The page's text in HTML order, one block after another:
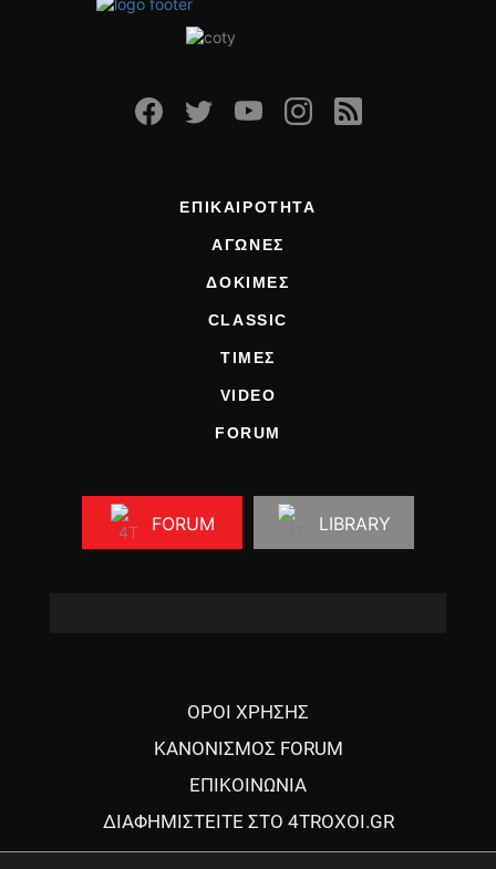
ΕΠΙΚΑΙΡΟΤΗΤΑ
ΑΓΩΝΕΣ
ΔΟΚΙΜΕΣ
CLASSIC
ΤΙΜΕΣ
VIDEO
FORUM
FORUM LIBRARY
ΟΡΟΙ ΧΡΗΣΗΣ
ΚΑΝΟΝΙΣΜΟΣ FORUM
ΕΠΙΚΟΙΝΩΝΙΑ
ΔΙΑΦΗΜΙΣΤΕΙΤΕ ΣΤΟ 4TROXOI.GR